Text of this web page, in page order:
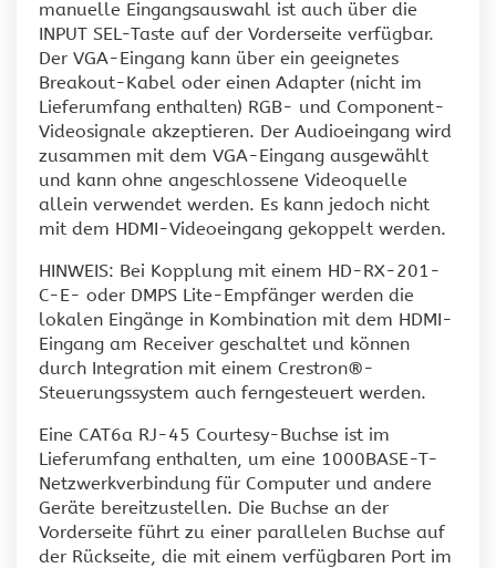
manuelle Eingangsauswahl ist auch über die
INPUT SEL-Taste auf der Vorderseite verfügbar.
Der VGA-Eingang kann über ein geeignetes
Breakout-Kabel oder einen Adapter (nicht im
Lieferumfang enthalten) RGB- und Component-
Videosignale akzeptieren. Der Audioeingang wird
zusammen mit dem VGA-Eingang ausgewählt
und kann ohne angeschlossene Videoquelle
allein verwendet werden. Es kann jedoch nicht
mit dem HDMI-Videoeingang gekoppelt werden.
HINWEIS: Bei Kopplung mit einem HD-RX-201-
C-E- oder DMPS Lite-Empfänger werden die
lokalen Eingänge in Kombination mit dem HDMI-
Eingang am Receiver geschaltet und können
durch Integration mit einem Crestron®-
Steuerungssystem auch ferngesteuert werden.
Eine CAT6a RJ-45 Courtesy-Buchse ist im
Lieferumfang enthalten, um eine 1000BASE-T-
Netzwerkverbindung für Computer und andere
Geräte bereitzustellen. Die Buchse an der
Vorderseite führt zu einer parallelen Buchse auf
der Rückseite, die mit einem verfügbaren Port im